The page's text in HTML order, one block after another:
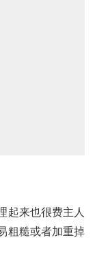
起来也很费主人
粗糙或者加重掉